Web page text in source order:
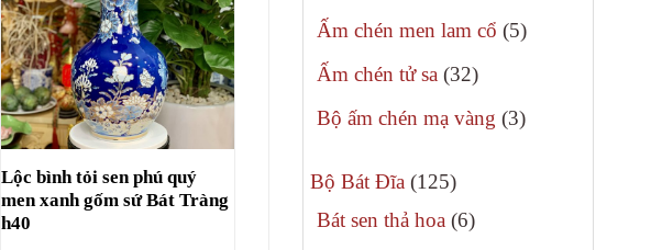
phẩm
Ấm chén men lam cổ 55
Ấm chén tử sa 3232
phẩm
Bộ ấm chén mạ vàng 33
Bộ Bát Đĩa 125125
sản
Bát sen thả hoa 66
Lộc bình tỏi sen phú quý
men xanh gốm sứ Bát Tràng
h40